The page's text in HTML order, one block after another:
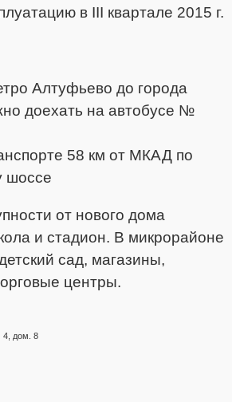
в III квартале 2015 г.
Алтуфьево до города
доехать на автобусе №
58 км от МКАД по
шоссе
от нового дома
и стадион. В микрорайоне
сад, магазины,
центры.
4, дом. 8